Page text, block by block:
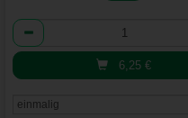
Anzahl
6,25 €